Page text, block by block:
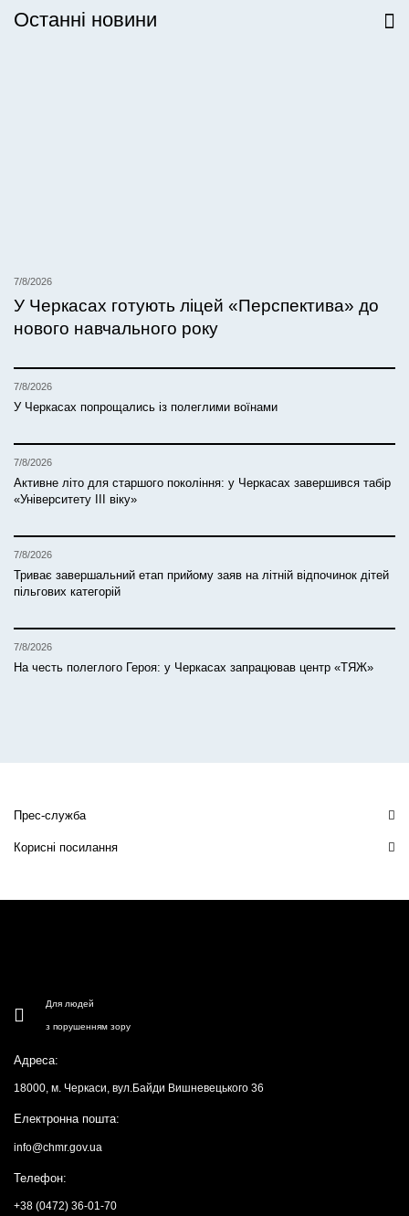
Останні новини
7/8/2026
У Черкасах готують ліцей «Перспектива» до
нового навчального року
7/8/2026
У Черкасах попрощались із полеглими воїнами
7/8/2026
Активне літо для старшого покоління: у Черкасах завершився табір
«Університету ІІІ віку»
7/8/2026
Триває завершальний етап прийому заяв на літній відпочинок дітей
пільгових категорій
7/8/2026
На честь полеглого Героя: у Черкасах запрацював центр «ТЯЖ»
Прес-служба
Корисні посилання
Для людей
з порушенням зору
Адреса:
18000, м. Черкаси, вул.Байди Вишневецького 36
Електронна пошта:
info@chmr.gov.ua
Телефон:
+38 (0472) 36-01-70